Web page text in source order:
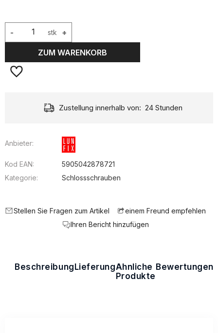
stk +
-
ZUM WARENKORB
Zustellung innerhalb von: 24 Stunden
Anbieter:
Kod EAN:
5905042878721
Kategorie:
Schlossschrauben
Stellen Sie Fragen zum Artikel
einem Freund empfehlen
Ihren Bericht hinzufügen
BeschreibungLieferungÄhnliche
Produkte
Bewertungen